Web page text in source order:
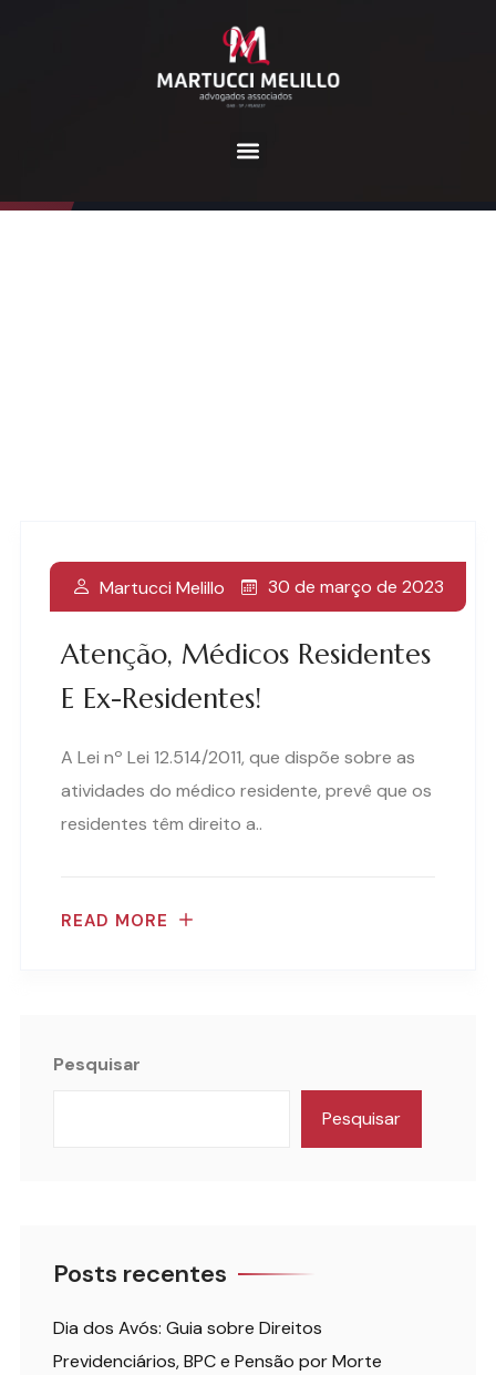
residentes
Atenção, Médicos Residentes
E Ex-Residentes!
Martucci Melillo 30 de março de 2023
A Lei nº Lei 12.514/2011, que dispõe sobre as
atividades do médico residente, prevê que os
residentes têm direito a..
READ MORE
Pesquisar
Pesquisar
Posts recentes
Dia dos Avós: Guia sobre Direitos
Previdenciários, BPC e Pensão por Morte